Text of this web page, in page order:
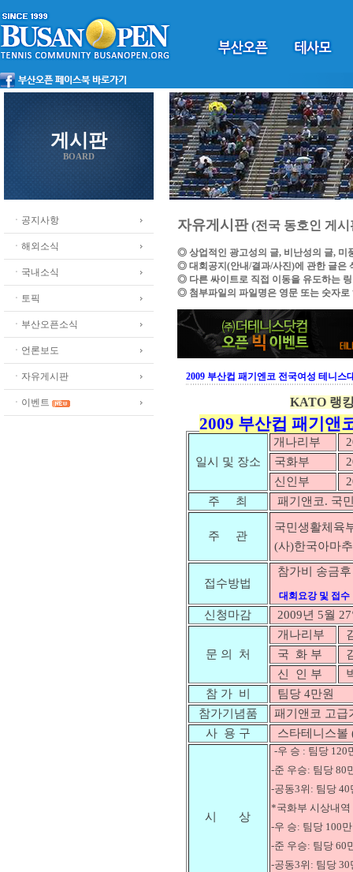
게시판
BOARD
ㆍ공지사항
ㆍ해외소식
ㆍ국내소식
ㆍ토픽
ㆍ부산오픈소식
ㆍ언론보도
ㆍ자유게시판
ㆍ이벤트
자유게시판(전국 동호인 게시
◎ 상업적인 광고성의 글, 비난성의 글, 미
◎ 대회공지(안내/결과/사진)에 관한 글은
◎ 다른 싸이트로 직접 이동을 유도하는
◎ 첨부파일의 파일명은 영문 또는 숫자로
2009 부산컵 패기엔코 전국여성 테니스
KATO 랭
2009 부산컵 패기앤
일시 및 장소
개나리부
국화부
신인부
주 최
패기앤코. 국
주 관
국민생활체육
(사)한국아마
접수방법
참가비 송금
대회요강 및 접수
신청마감 2009년 5월
문 의 처
개나리부
국 화 부
신 인 부
참 가 비
팀당 4만원
참가기념품
패기앤코 고급
사 용 구
스타테니스볼
시 상
-우 승 : 팀당 120
-준 우승: 팀당 80
-공동3위: 팀당 40
*국화부 시상내역
-우 승: 팀당 100
-준 우승: 팀당 60
-공동3위: 팀당 30